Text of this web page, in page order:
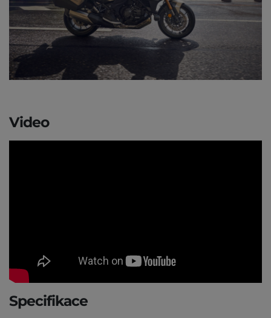
Video
Specifikace